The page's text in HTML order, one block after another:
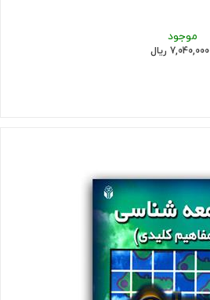
موجود
7,040,000 ریال